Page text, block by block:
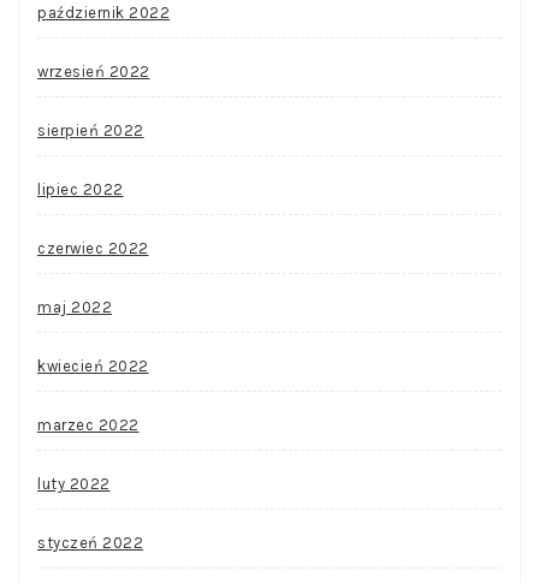
październik 2022
wrzesień 2022
sierpień 2022
lipiec 2022
czerwiec 2022
maj 2022
kwiecień 2022
marzec 2022
luty 2022
styczeń 2022